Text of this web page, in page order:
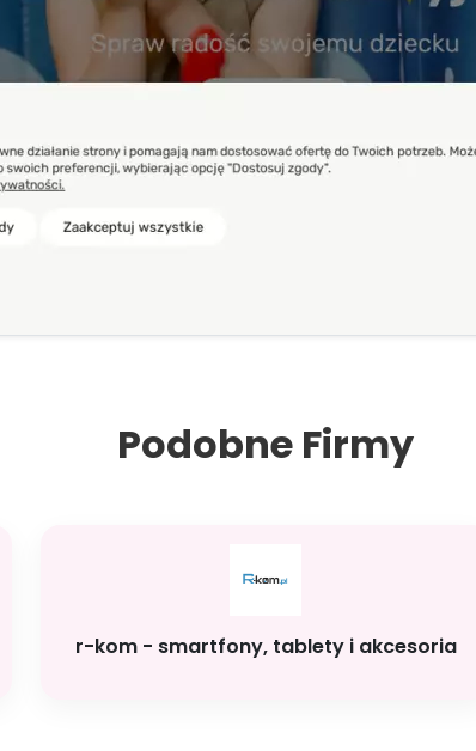
Podobne Firmy
r-kom - smartfony, tablety i akcesoria